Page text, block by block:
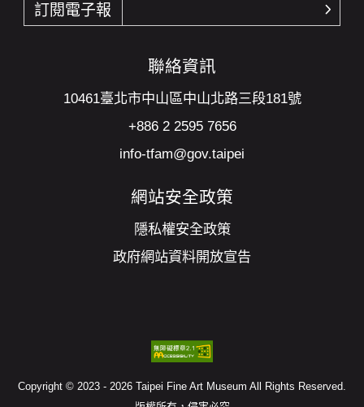
訂閱電子報
確認
聯絡資訊
10461臺北市中山區中山北路三段181號
+886 2 2595 7656
info-tfam@gov.taipei
網站安全政策
隱私權安全政策
政府網站資料開放宣告
Copyright © 2023 - 2026 Taipei Fine Art Museum All Rights Reserved.